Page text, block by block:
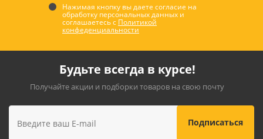
Нажимая кнопку вы даете согласие на
обработку персональных данных и
соглашаетесь с Политикой
конфеденциальности
Будьте всегда в курсе!
Получайте акции и подборки товаров на свою почту